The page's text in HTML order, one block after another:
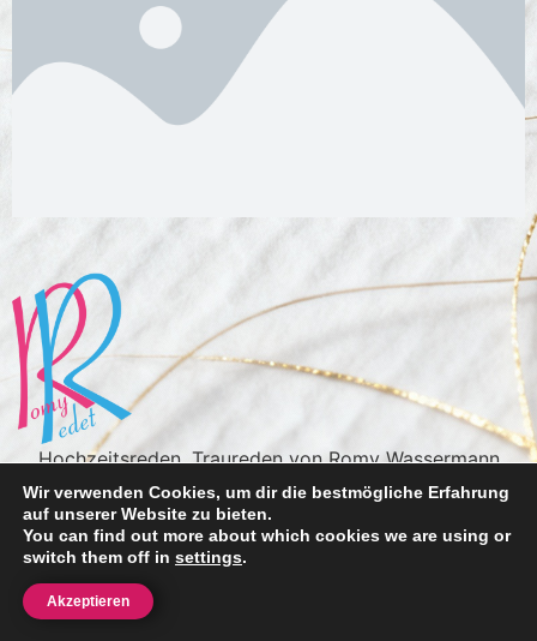
Hochzeitsreden, Traureden von Romy Wassermann
Impressum
Datenschutz
Alle Rechte vorbehalten
Wir verwenden Cookies, um dir die bestmögliche Erfahrung
auf unserer Website zu bieten.
You can find out more about which cookies we are using or
switch them off in settings.
Akzeptieren